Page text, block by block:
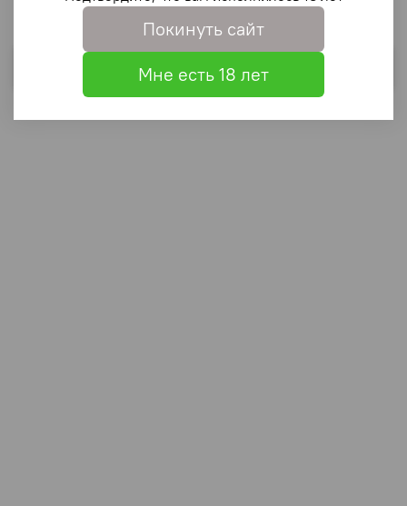
Выбрать
Покинуть сайт
Мне есть 18 лет